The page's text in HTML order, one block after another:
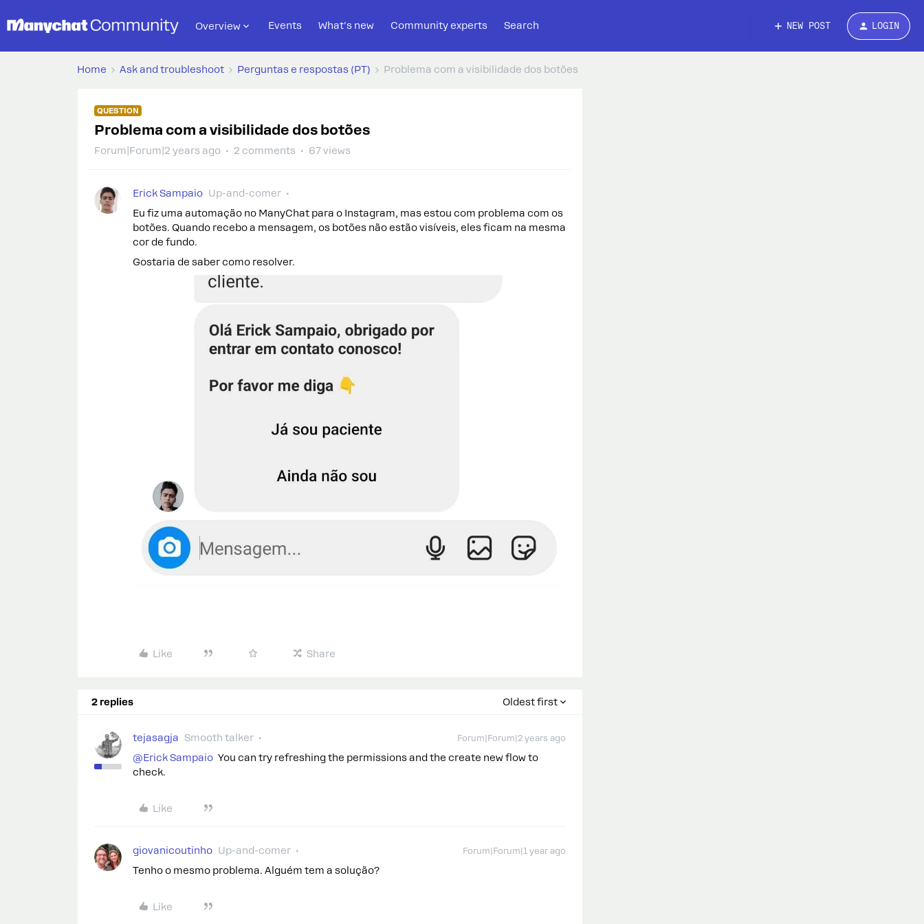
Overview Events What's new Community experts Search NEW POST LOGIN
Home Ask and troubleshoot Perguntas e respostas (PT) Problema com a visibilidade dos botões
QUESTION
Problema com a visibilidade dos botões
Forum|Forum|2 years ago 2 comments 67 views
Erick Sampaio Up-and-comer
Eu fiz uma automação no ManyChat para o Instagram, mas estou com problema com os
botões. Quando recebo a mensagem, os botões não estão visíveis, eles ficam na mesma
cor de fundo.
Gostaria de saber como resolver.
Like Share
2 replies Oldest first
tejasagja Smooth talker Forum|Forum|2 years ago
@Erick Sampaio You can try refreshing the permissions and the create new flow to
check.
Like
giovanicoutinho Up-and-comer Forum|Forum|1 year ago
Tenho o mesmo problema. Alguém tem a solução?
Like